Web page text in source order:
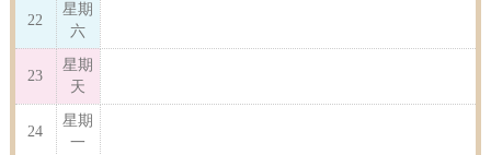
22
星期
六
23
星期
天
24
星期
一